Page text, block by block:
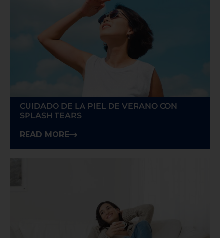
CUIDADO DE LA PIEL DE VERANO CON
SPLASH TEARS
READ MORE